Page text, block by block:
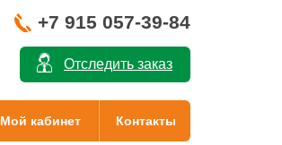
Отследить заказ
+7 915 057-39-84
Мой кабинет Контакты